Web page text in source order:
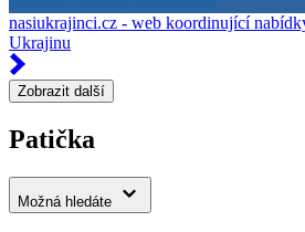
nasiukrajinci.cz - web koordinující
Ukrajinu
Zobrazit další
Patička
Možná hledáte